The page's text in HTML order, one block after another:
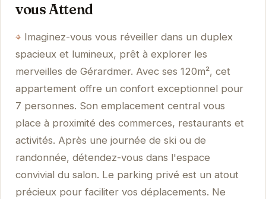
vous Attend
Imaginez-vous vous réveiller dans un duplex
spacieux et lumineux, prêt à explorer les
merveilles de Gérardmer. Avec ses 120m², cet
appartement offre un confort exceptionnel pour
7 personnes. Son emplacement central vous
place à proximité des commerces, restaurants et
activités. Après une journée de ski ou de
randonnée, détendez-vous dans l'espace
convivial du salon. Le parking privé est un atout
précieux pour faciliter vos déplacements. Ne